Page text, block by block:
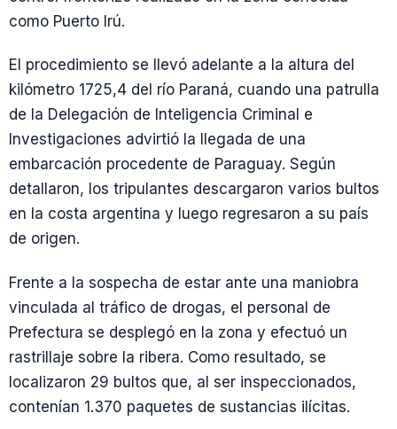
como Puerto Irú.
El procedimiento se llevó adelante a la altura del
kilómetro 1725,4 del río Paraná, cuando una patrulla
de la Delegación de Inteligencia Criminal e
Investigaciones advirtió la llegada de una
embarcación procedente de Paraguay. Según
detallaron, los tripulantes descargaron varios bultos
en la costa argentina y luego regresaron a su país
de origen.
Frente a la sospecha de estar ante una maniobra
vinculada al tráfico de drogas, el personal de
Prefectura se desplegó en la zona y efectuó un
rastrillaje sobre la ribera. Como resultado, se
localizaron 29 bultos que, al ser inspeccionados,
contenían 1.370 paquetes de sustancias ilícitas.